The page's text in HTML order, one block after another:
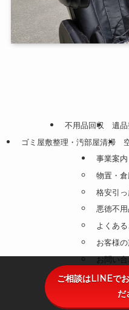
不用品回収 遺
ゴミ屋敷整理・汚部屋清掃
事業案内
物置・
格安引っ
悪徳不
よくあ
お客様
お問い
プライ
不用品回収
ご相談はLINEで
だ